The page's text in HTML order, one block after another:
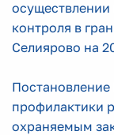
осуществлении
контроля в
Селиярово на
профилактики
охраняемым